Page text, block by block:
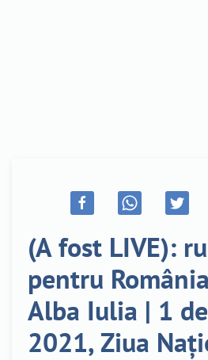
(A fost LIVE):
pentru
Alba Iulia | 1
2021, Ziua